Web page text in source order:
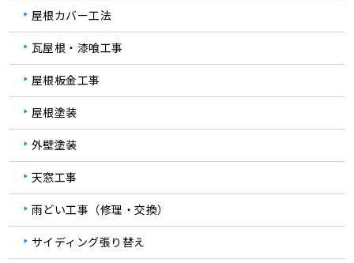
屋根カバー工法
瓦屋根・漆喰工事
屋根板金工事
屋根塗装
外壁塗装
天窓工事
雨どい工事（修理・交換）
サイディング張り替え